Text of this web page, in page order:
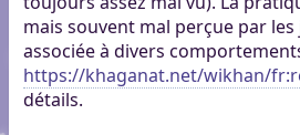
mais souvent mal perçue par
associée à divers
https://khaganat.net/wikhan/
détails.